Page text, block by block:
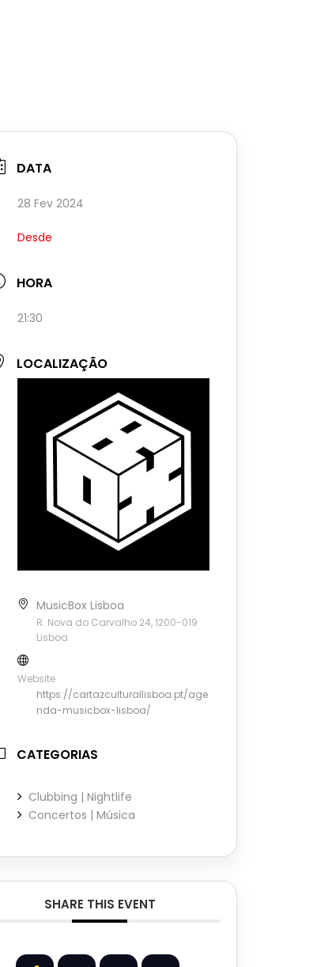
DATA
28 Fev 2024
Desde
HORA
21:30
LOCALIZAÇÃO
MusicBox Lisboa
R. Nova do Carvalho 24, 1200-019
Lisboa
Website
https://cartazculturallisboa.pt/age
nda-musicbox-lisboa/
CATEGORIAS
Clubbing | Nightlife
Concertos | Música
SHARE THIS EVENT